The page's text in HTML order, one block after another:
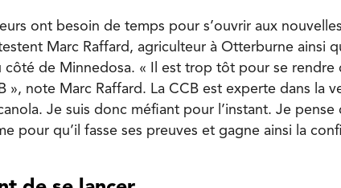
ont besoin de temps pour s’ouvrir aux
Marc Raffard, agriculteur à Otterburne ainsi
côté de Minnedosa. « Il est trop tôt pour se rendre
», note Marc Raffard. La CCB est experte dans la
Je suis donc méfiant pour l’instant. Je pense
pour qu’il fasse ses preuves et gagne ainsi la